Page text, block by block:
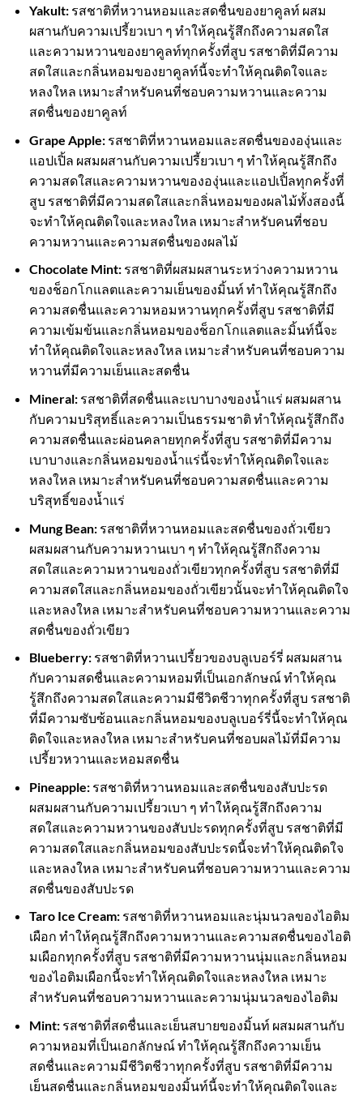
Yakult:รสชาติที่หวานหอมและสดชื่นของยาคูลท์ ผสม
ผสานกับความเปรี้ยวเบา ๆ ทำให้คุณรู้สึกถึงความสดใส
และความหวานของยาคูลท์ทุกครั้งที่สูบ รสชาติที่มีความ
สดใสและกลิ่นหอมของยาคูลท์นี้จะทำให้คุณติดใจและ
หลงใหล เหมาะสำหรับคนที่ชอบความหวานและความ
สดชื่นของยาคูลท์
Grape Apple:รสชาติที่หวานหอมและสดชื่นขององุ่นและ
แอปเปิ้ล ผสมผสานกับความเปรี้ยวเบา ๆ ทำให้คุณรู้สึกถึง
ความสดใสและความหวานขององุ่นและแอปเปิ้ลทุกครั้งที่
สูบ รสชาติที่มีความสดใสและกลิ่นหอมของผลไม้ทั้งสองนี้
จะทำให้คุณติดใจและหลงใหล เหมาะสำหรับคนที่ชอบ
ความหวานและความสดชื่นของผลไม้
Chocolate Mint:รสชาติที่ผสมผสานระหว่างความหวาน
ของช็อกโกแลตและความเย็นของมิ้นท์ ทำให้คุณรู้สึกถึง
ความสดชื่นและความหอมหวานทุกครั้งที่สูบ รสชาติที่มี
ความเข้มข้นและกลิ่นหอมของช็อกโกแลตและมิ้นท์นี้จะ
ทำให้คุณติดใจและหลงใหล เหมาะสำหรับคนที่ชอบความ
หวานที่มีความเย็นและสดชื่น
Mineral:รสชาติที่สดชื่นและเบาบางของน้ำแร่ ผสมผสาน
กับความบริสุทธิ์และความเป็นธรรมชาติ ทำให้คุณรู้สึกถึง
ความสดชื่นและผ่อนคลายทุกครั้งที่สูบ รสชาติที่มีความ
เบาบางและกลิ่นหอมของน้ำแร่นี้จะทำให้คุณติดใจและ
หลงใหล เหมาะสำหรับคนที่ชอบความสดชื่นและความ
บริสุทธิ์ของน้ำแร่
Mung Bean:รสชาติที่หวานหอมและสดชื่นของถั่วเขียว
ผสมผสานกับความหวานเบา ๆ ทำให้คุณรู้สึกถึงความ
สดใสและความหวานของถั่วเขียวทุกครั้งที่สูบ รสชาติที่มี
ความสดใสและกลิ่นหอมของถั่วเขียวนั้นจะทำให้คุณติดใจ
และหลงใหล เหมาะสำหรับคนที่ชอบความหวานและความ
สดชื่นของถั่วเขียว
Blueberry:รสชาติที่หวานเปรี้ยวของบลูเบอร์รี่ ผสมผสาน
กับความสดชื่นและความหอมที่เป็นเอกลักษณ์ ทำให้คุณ
รู้สึกถึงความสดใสและความมีชีวิตชีวาทุกครั้งที่สูบ รสชาติ
ที่มีความซับซ้อนและกลิ่นหอมของบลูเบอร์รี่นี้จะทำให้คุณ
ติดใจและหลงใหล เหมาะสำหรับคนที่ชอบผลไม้ที่มีความ
เปรี้ยวหวานและหอมสดชื่น
Pineapple:รสชาติที่หวานหอมและสดชื่นของสับปะรด
ผสมผสานกับความเปรี้ยวเบา ๆ ทำให้คุณรู้สึกถึงความ
สดใสและความหวานของสับปะรดทุกครั้งที่สูบ รสชาติที่มี
ความสดใสและกลิ่นหอมของสับปะรดนี้จะทำให้คุณติดใจ
และหลงใหล เหมาะสำหรับคนที่ชอบความหวานและความ
สดชื่นของสับปะรด
Taro Ice Cream:รสชาติที่หวานหอมและนุ่มนวลของไอติม
เผือก ทำให้คุณรู้สึกถึงความหวานและความสดชื่นของไอติ
มเผือกทุกครั้งที่สูบ รสชาติที่มีความหวานนุ่มและกลิ่นหอม
ของไอติมเผือกนี้จะทำให้คุณติดใจและหลงใหล เหมาะ
สำหรับคนที่ชอบความหวานและความนุ่มนวลของไอติม
Mint:รสชาติที่สดชื่นและเย็นสบายของมิ้นท์ ผสมผสานกับ
ความหอมที่เป็นเอกลักษณ์ ทำให้คุณรู้สึกถึงความเย็น
สดชื่นและความมีชีวิตชีวาทุกครั้งที่สูบ รสชาติที่มีความ
เย็นสดชื่นและกลิ่นหอมของมิ้นท์นี้จะทำให้คุณติดใจและ